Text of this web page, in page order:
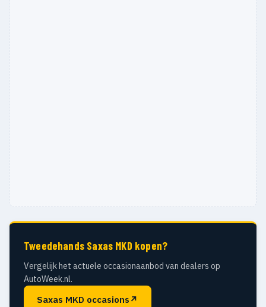
Tweedehands Saxas MKD kopen?
Vergelijk het actuele occasionaanbod van dealers op
AutoWeek.nl.
Saxas MKD occasions ↗